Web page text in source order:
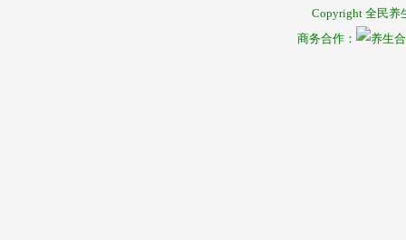
Copyright 全民养
商务合作：